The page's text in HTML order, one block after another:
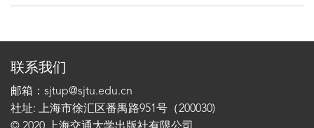
联系我们
邮箱：sjtup@sjtu.edu.cn
社址: 上海市徐汇区番禺路951号（200030)